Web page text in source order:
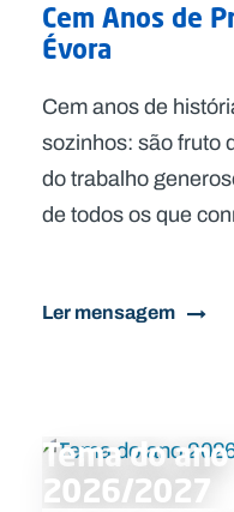
Cem Anos de
Évora
Cem anos de
sozinhos: são fruto
do trabalho
de todos os que
Ler mensagem
Tema do ano
2026/2027